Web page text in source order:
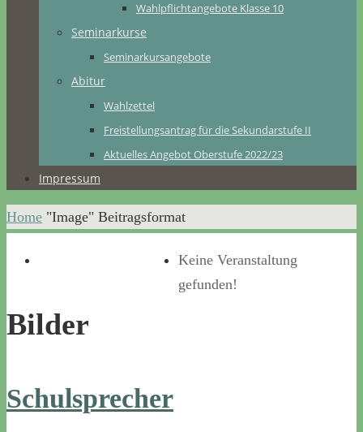
Wahlpflichtangebote Klasse 10
Seminarkurse
Seminarkursangebote
Abitur
Wahlzettel
Freistellungsantrag für die Sekundarstufe II
Aktuelles Angebot Oberstufe 2022/23
Impressum
Home "Image" Beitragsformat
Bilder
Schulsprecher
Keine Veranstaltung
gefunden!